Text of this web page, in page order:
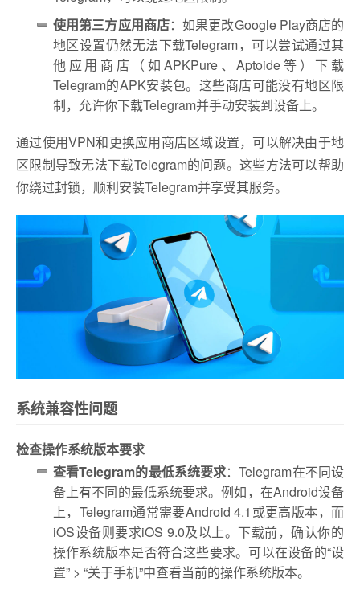
使用第三方应用商店：如果更改Google Play商店的
地区设置仍然无法下载Telegram，可以尝试通过其
他应用商店（如APKPure、Aptoide等）下载
Telegram的APK安装包。这些商店可能没有地区限
制，允许你下载Telegram并手动安装到设备上。
通过使用VPN和更换应用商店区域设置，可以解决由于地
区限制导致无法下载Telegram的问题。这些方法可以帮助
你绕过封锁，顺利安装Telegram并享受其服务。
系统兼容性问题
检查操作系统版本要求
查看Telegram的最低系统要求：Telegram在不同设
备上有不同的最低系统要求。例如，在Android设备
上，Telegram通常需要Android 4.1或更高版本，而
iOS设备则要求iOS 9.0及以上。下载前，确认你的
操作系统版本是否符合这些要求。可以在设备的“设
置” > “关于手机”中查看当前的操作系统版本。